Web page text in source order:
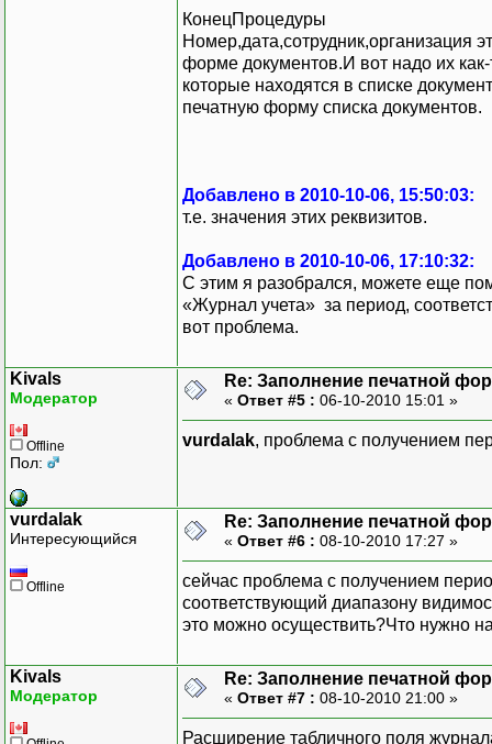
КонецПроцедуры
Номер,дата,сотрудник,организация
форме документов.И вот надо их
которые находятся в списке
печатную форму списка документов.
Добавлено в 2010-10-06, 15:50:03:
т.е. значения этих реквизитов.
Добавлено в 2010-10-06, 17:10:32:
С этим я разобрался, можете еще
«Журнал учета» за период,
вот проблема.
Kivals
Модератор
Offline
Пол:
Re: Заполнение печатной
« Ответ #5 : 06-10-2010 15:01 »
vurdalak, проблема с получением
vurdalak
Интересующийся
Offline
Re: Заполнение печатной
« Ответ #6 : 08-10-2010 17:27 »
сейчас проблема с получением
соответствующий диапазону
это можно осуществить?Что нужно
Kivals
Модератор
Re: Заполнение печатной
« Ответ #7 : 08-10-2010 21:00 »
Расширение табличного поля